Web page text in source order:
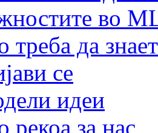
во
да
се
идеи
рекоа за нас